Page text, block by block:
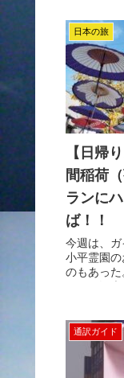
日本の旅
【日帰
間稲荷
ランに
ば！！
今週は、ガ
小平霊園
のもあっ
どこも観
観光客な
っ...
通訳ガイド